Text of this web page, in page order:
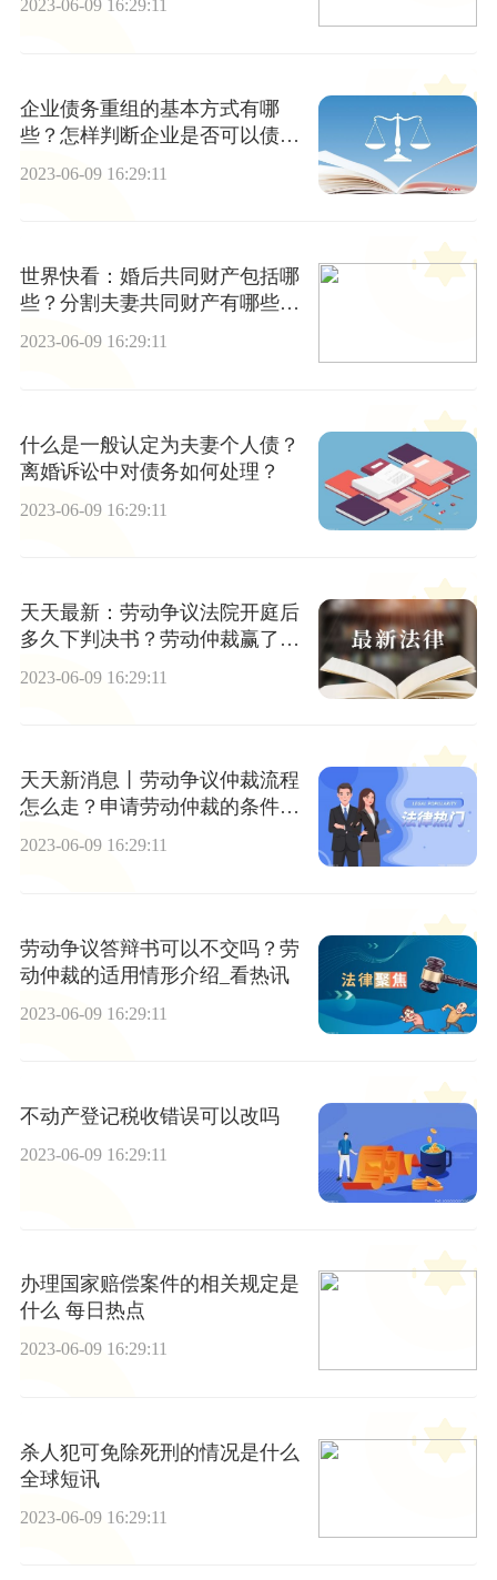
2023-06-09 16:29:11
企业债务重组的基本方式有哪
些？怎样判断企业是否可以债务
2023-06-09 16:29:11
世界快看：婚后共同财产包括哪
些？分割夫妻共同财产有哪些规
定？
2023-06-09 16:29:11
什么是一般认定为夫妻个人债？
离婚诉讼中对债务如何处理？
2023-06-09 16:29:11
天天最新：劳动争议法院开庭后
多久下判决书？劳动仲裁赢了公
2023-06-09 16:29:11
天天新消息丨劳动争议仲裁流程
怎么走？申请劳动仲裁的条件是
什么？
2023-06-09 16:29:11
劳动争议答辩书可以不交吗？劳
动仲裁的适用情形介绍_看热讯
2023-06-09 16:29:11
不动产登记税收错误可以改吗
2023-06-09 16:29:11
办理国家赔偿案件的相关规定是
什么 每日热点
2023-06-09 16:29:11
杀人犯可免除死刑的情况是什么
全球短讯
2023-06-09 16:29:11